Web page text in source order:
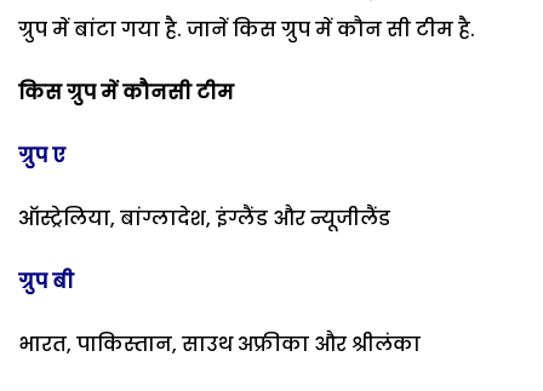
ग्रुप में बांटा गया है. जानें किस ग्रुप में कौन सी टीम है.
किस ग्रुप में कौनसी टीम
ग्रुप ए
ऑस्ट्रेलिया, बांग्लादेश, इंग्लैंड और न्यूजीलैंड
ग्रुप बी
भारत, पाकिस्तान, साउथ अफ्रीका और श्रीलंका